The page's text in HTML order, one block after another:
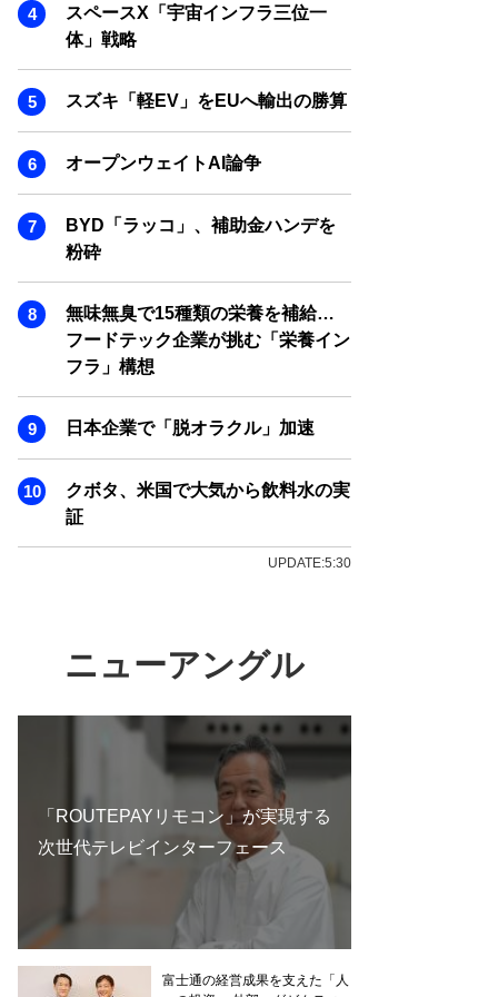
スペースX「宇宙インフラ三位一
体」戦略
スズキ「軽EV」をEUへ輸出の勝算
オープンウェイトAI論争
BYD「ラッコ」、補助金ハンデを
粉砕
無味無臭で15種類の栄養を補給…
フードテック企業が挑む「栄養イン
フラ」構想
日本企業で「脱オラクル」加速
クボタ、米国で大気から飲料水の実
証
UPDATE:5:30
ニューアングル
「ROUTEPAYリモコン」が実現する
次世代テレビインターフェース
富士通の経営成果を支えた「人
MARKETING JOURNAL
JOURNAL
DOG JOURNAL